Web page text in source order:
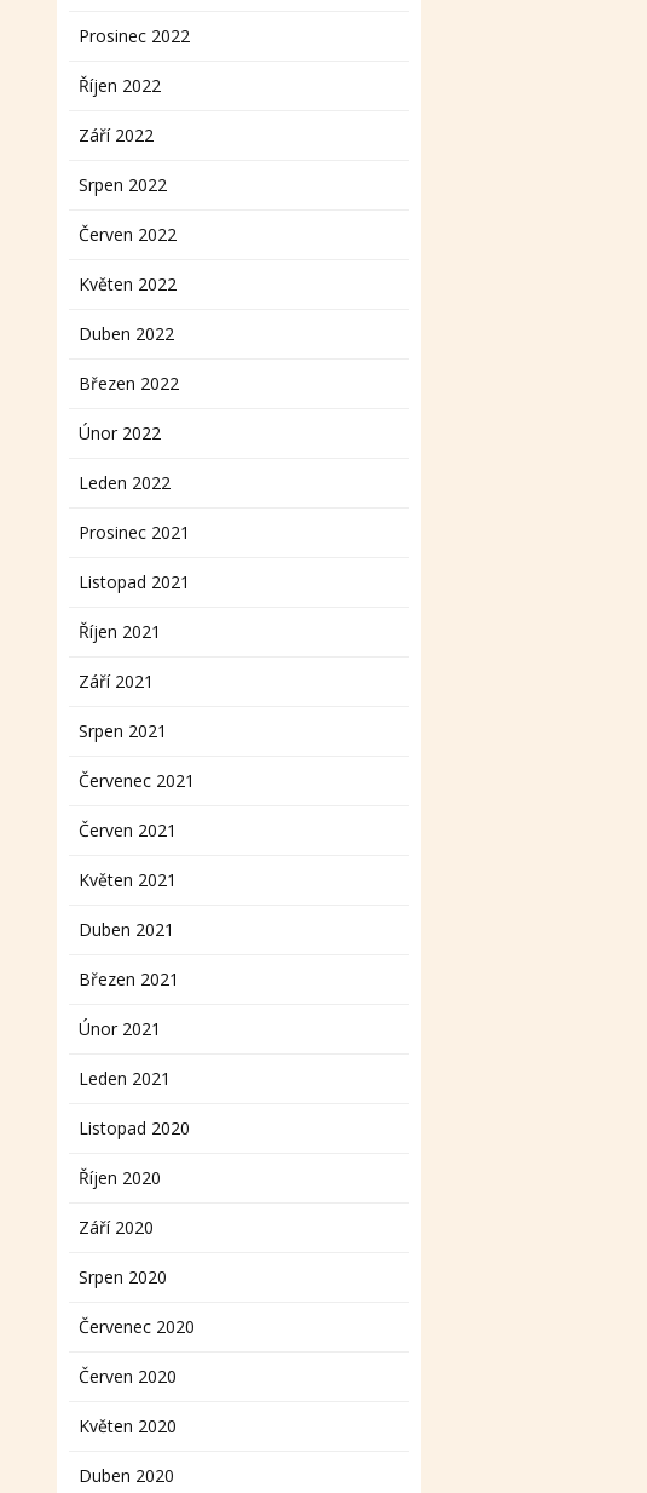
Prosinec 2022
Říjen 2022
Září 2022
Srpen 2022
Červen 2022
Květen 2022
Duben 2022
Březen 2022
Únor 2022
Leden 2022
Prosinec 2021
Listopad 2021
Říjen 2021
Září 2021
Srpen 2021
Červenec 2021
Červen 2021
Květen 2021
Duben 2021
Březen 2021
Únor 2021
Leden 2021
Listopad 2020
Říjen 2020
Září 2020
Srpen 2020
Červenec 2020
Červen 2020
Květen 2020
Duben 2020